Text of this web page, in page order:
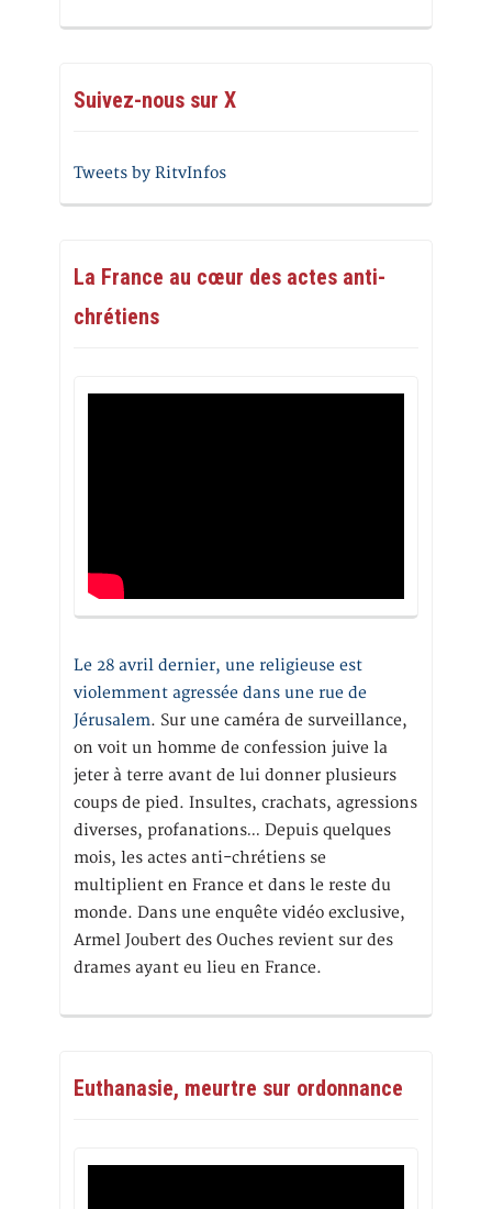
Suivez-nous sur X
Tweets by RitvInfos
La France au cœur des actes anti-
chrétiens
Le 28 avril dernier, une religieuse est
violemment agressée dans une rue de
Jérusalem. Sur une caméra de surveillance,
on voit un homme de confession juive la
jeter à terre avant de lui donner plusieurs
coups de pied. Insultes, crachats, agressions
diverses, profanations… Depuis quelques
mois, les actes anti-chrétiens se
multiplient en France et dans le reste du
monde. Dans une enquête vidéo exclusive,
Armel Joubert des Ouches revient sur des
drames ayant eu lieu en France.
Euthanasie, meurtre sur ordonnance